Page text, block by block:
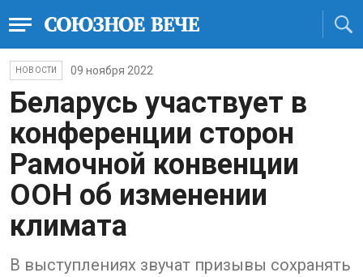
НОВОСТИ 09 ноября 2022
Беларусь участвует в
конференции сторон
Рамочной конвенции
ООН об изменении
климата
В выступлениях звучат призывы сохранять